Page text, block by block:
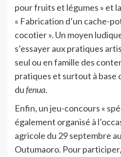
pour fruits et légumes » et
« Fabrication d’un cache-
cocotier ». Un moyen
s’essayer aux pratiques
seul ou en famille des
pratiques et surtout à base
dufenua.
Enfin, un jeu-concours «
également organisé à
agricole du 29 septembre
Outumaoro. Pour